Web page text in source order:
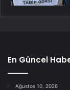
En Güncel
Ağustos 10, 2026